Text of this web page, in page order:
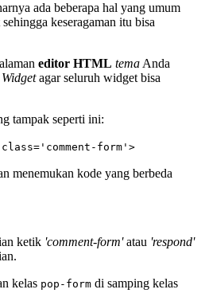
ada beberapa hal yang umum
keseragaman itu bisa
editor HTML tema Anda
agar seluruh widget bisa
tampak seperti ini:
form'>
menemukan kode yang berbeda
ketik 'comment-form'atau 'respond'
kelas pop-form di samping kelas